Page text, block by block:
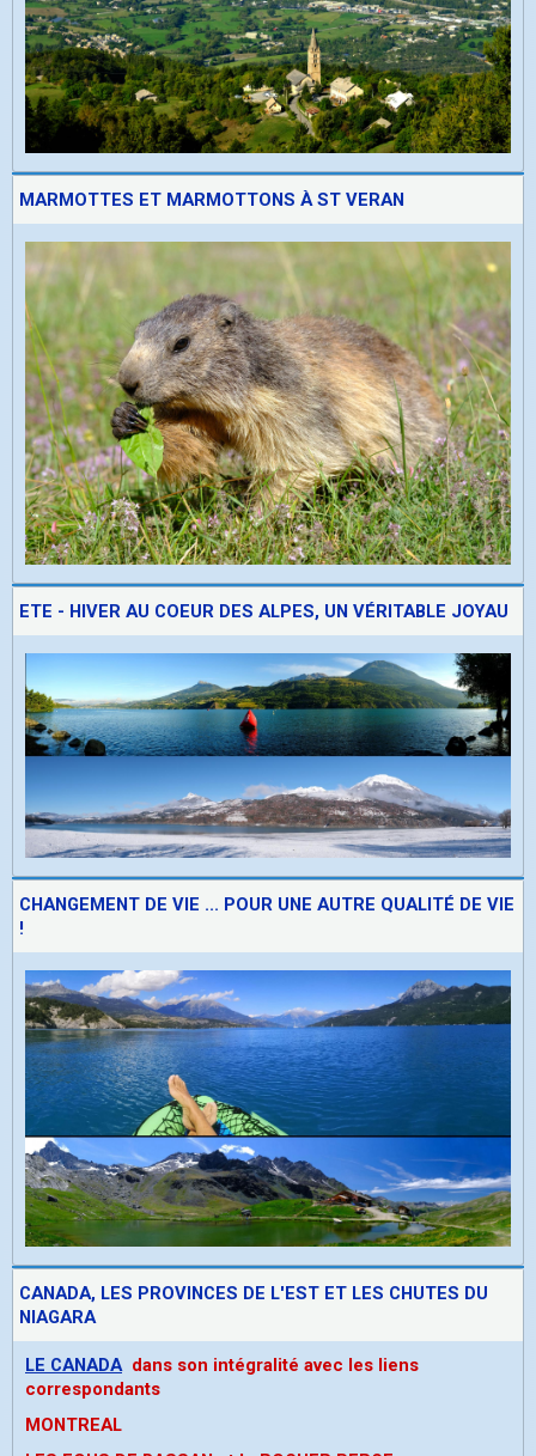
MARMOTTES ET MARMOTTONS À ST VERAN
ETE - HIVER AU COEUR DES ALPES, UN VÉRITABLE JOYAU
CHANGEMENT DE VIE ... POUR UNE AUTRE QUALITÉ DE VIE
!
CANADA, LES PROVINCES DE L'EST ET LES CHUTES DU
NIAGARA
LE CANADA dans son intégralité avec les liens
correspondants
MONTREAL